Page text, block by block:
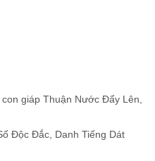
giáp Thuận Nước Đẩy Lên,
Độc Đắc, Danh Tiếng Dát